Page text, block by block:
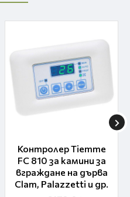
Контролер Tiemme
FC 810 за камини за
вграждане на дърва
Clam, Palazzetti и др.